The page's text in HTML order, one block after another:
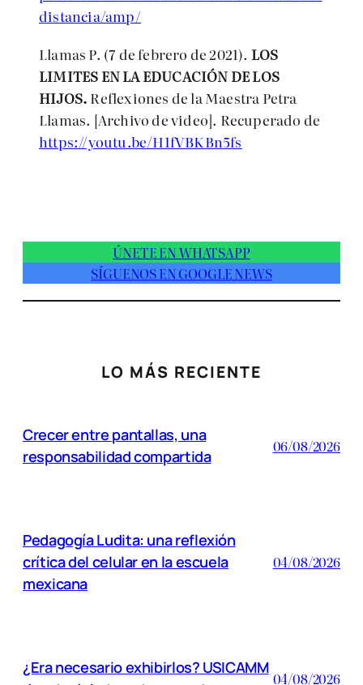
distancia/amp/
Llamas P. (7 de febrero de 2021). LOS
LIMITES EN LA EDUCACIÓN DE LOS
HIJOS. Reflexiones de la Maestra Petra
Llamas. [Archivo de video]. Recuperado de
https://youtu.be/H1fVBKBn5fs
ÚNETE EN WHATSAPP
SÍGUENOS EN GOOGLE NEWS
LO MÁS RECIENTE
Crecer entre pantallas, una
responsabilidad compartida
06/08/2026
Pedagogía Ludita: una reflexión
crítica del celular en la escuela
mexicana
04/08/2026
¿Era necesario exhibirlos? USICAMM
04/08/2026